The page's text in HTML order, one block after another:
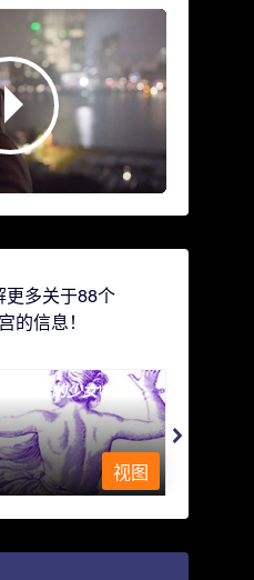
更多关于88个
的信息！
锁着的少女
视图